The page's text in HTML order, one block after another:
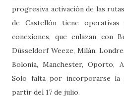
progresiva activación de las
de Castellón tiene
conexiones, que enlazan con
Düsseldorf Weeze, Milán,
Bolonia, Manchester, Oporto,
Solo falta por incorporarse la
partir del 17 de julio.